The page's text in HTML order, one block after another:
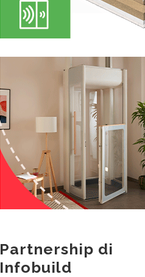
Partnership di
Infobuild